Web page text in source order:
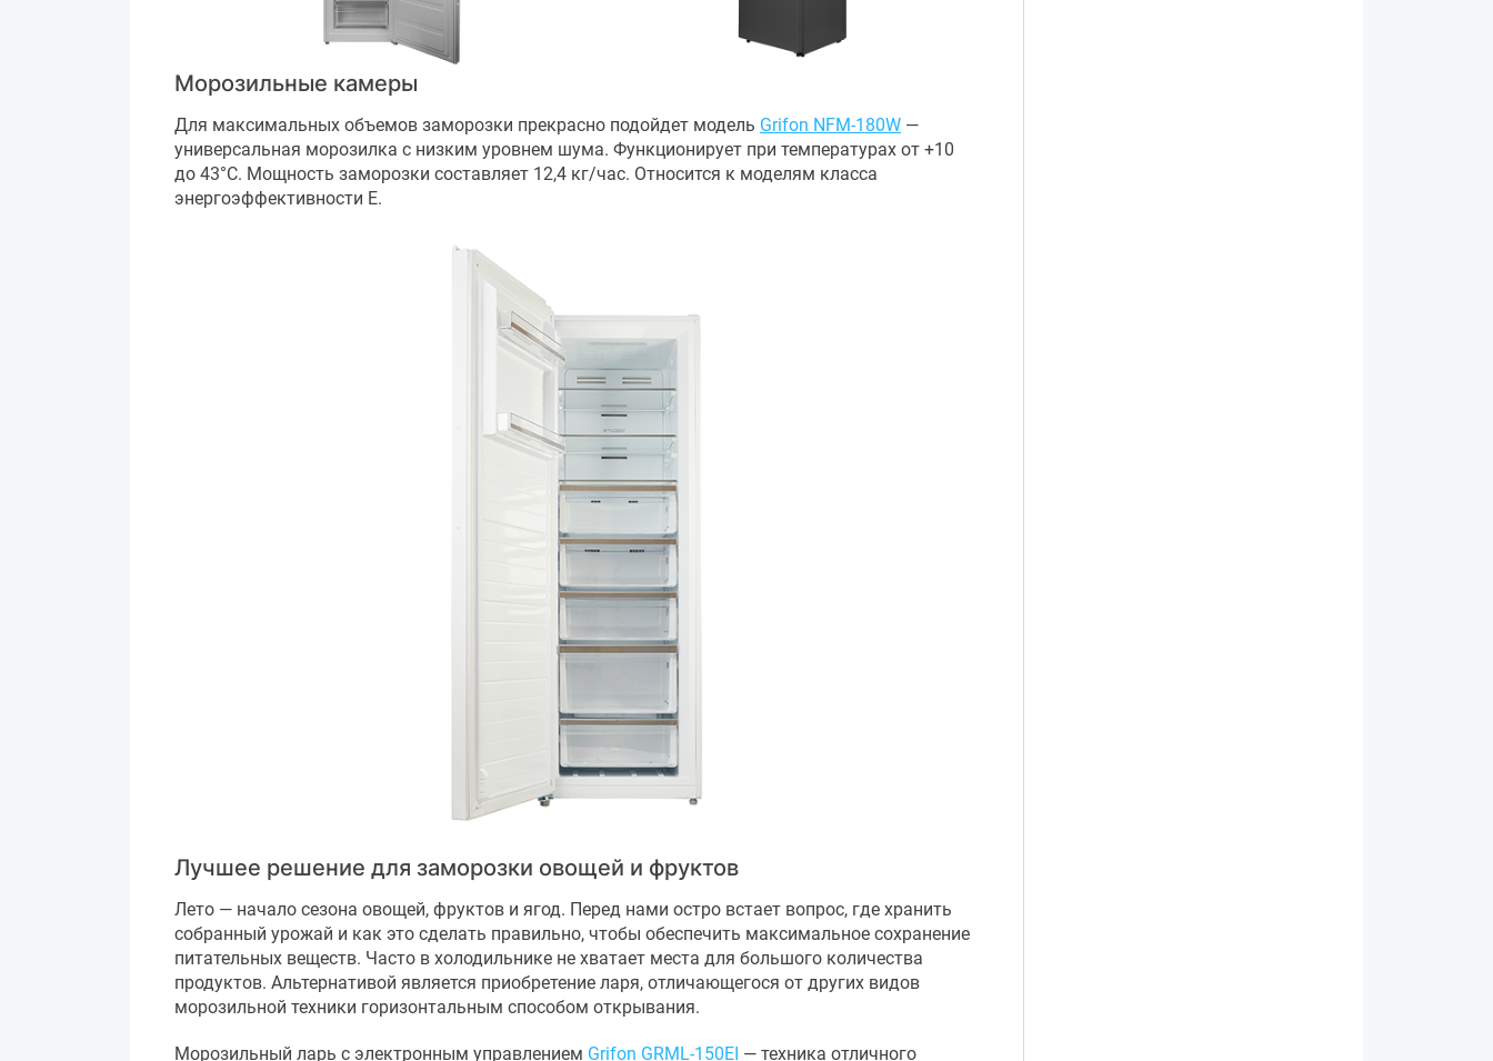
Морозильные камеры
Для максимальных объемов заморозки прекрасно подойдет модель Grifon NFM-180W —
универсальная морозилка с низким уровнем шума. Функционирует при температурах от +10
до 43°С. Мощность заморозки составляет 12,4 кг/час. Относится к моделям класса
энергоэффективности E.
Лучшее решение для заморозки овощей и фруктов
Лето — начало сезона овощей, фруктов и ягод. Перед нами остро встает вопрос, где хранить
собранный урожай и как это сделать правильно, чтобы обеспечить максимальное сохранение
питательных веществ. Часто в холодильнике не хватает места для большого количества
продуктов. Альтернативой является приобретение ларя, отличающегося от других видов
морозильной техники горизонтальным способом открывания.
Морозильный ларь с электронным управлением Grifon GRML-150EI — техника отличного